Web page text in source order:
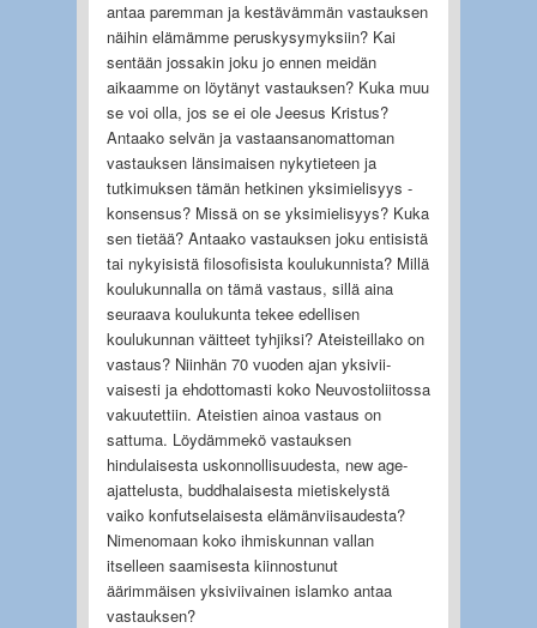
antaa paremman ja kestävämmän vastauksen
näihin elämämme peruskysymyksiin? Kai
sentään jos­sakin joku jo ennen meidän
aikaamme on löytänyt vastauksen? Kuka muu
se voi olla, jos se ei ole Jeesus Kristus?
Antaako selvän ja vastaansanomattoman
vastauksen länsimaisen nykytie­teen ja
tutkimuksen tämän hetkinen yksimielisyys -
konsensus? Missä on se yksimielisyys? Kuka
sen tietää? Antaako vastauksen joku entisistä
tai nykyisistä filosofisista koulukunnista? Millä
koulukunnalla on tämä vastaus, sillä aina
seuraava koulukunta tekee edellisen
koulukunnan väitteet tyhjiksi? Ateisteillako on
vastaus? Niinhän 70 vuoden ajan yksivii­
vaisesti ja ehdottomasti koko Neuvostoliitossa
vakuutettiin. Ateistien ainoa vastaus on
sattuma. Löydämmekö vastauksen
hindulaisesta uskonnollisuudesta, new age-
ajattelusta, buddhalaises­ta mietiskelystä
vaiko konfutselaisesta elämänviisaudesta?
Nimenomaan koko ihmiskunnan vallan
itselleen saamisesta kiinnostunut
äärimmäisen yksiviivainen islamko antaa
vastauksen?